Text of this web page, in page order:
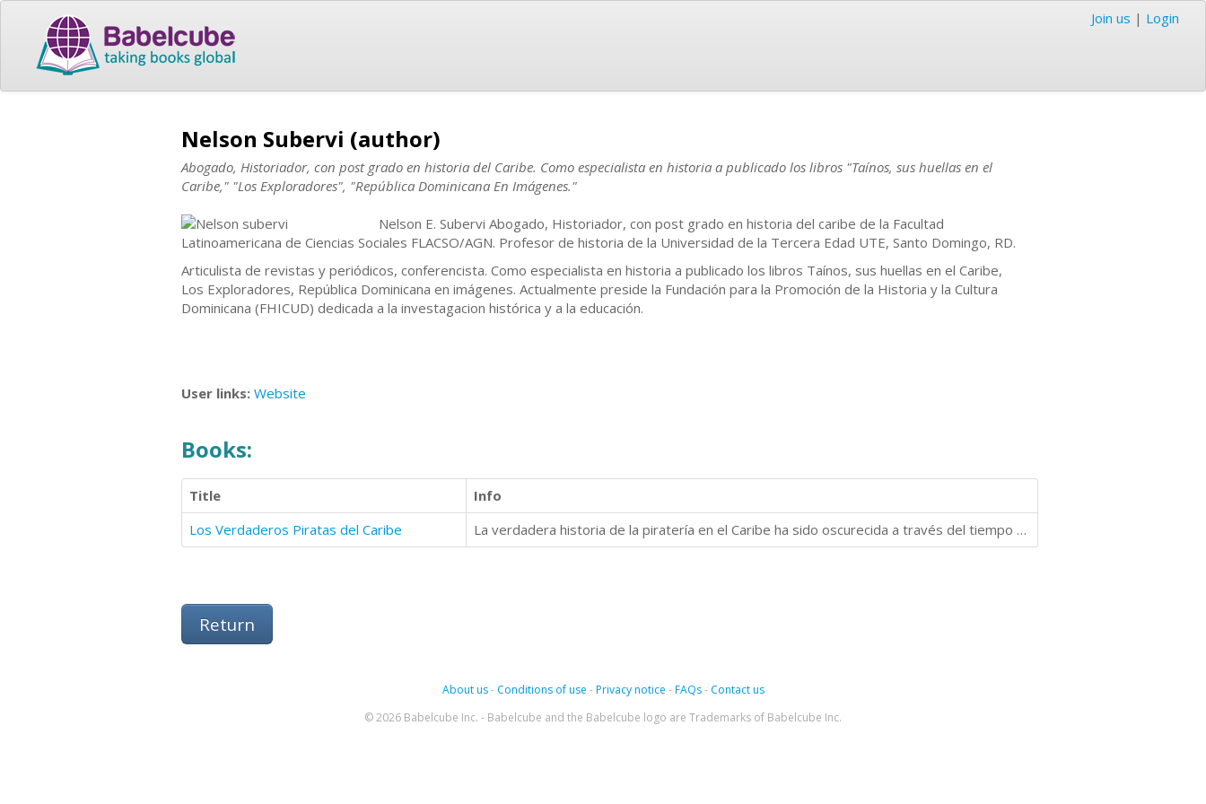
Join us | Login
Nelson Subervi (author)
Abogado, Historiador, con post grado en historia del Caribe. Como especialista en historia a publicado los libros "Taínos, sus huellas en el
Caribe," "Los Exploradores", "República Dominicana En Imágenes."
Nelson E. Subervi Abogado, Historiador, con post grado en historia del caribe de la Facultad
Latinoamericana de Ciencias Sociales FLACSO/AGN. Profesor de historia de la Universidad de la Tercera Edad UTE, Santo Domingo, RD.
Articulista de revistas y periódicos, conferencista. Como especialista en historia a publicado los libros Taínos, sus huellas en el Caribe,
Los Exploradores, República Dominicana en imágenes. Actualmente preside la Fundación para la Promoción de la Historia y la Cultura
Dominicana (FHICUD) dedicada a la investagacion histórica y a la educación.
User links: Website
Books:
Title
Info
Los Verdaderos Piratas del Caribe
La verdadera historia de la piratería en el Caribe ha sido oscurecida a través del tiempo por relatos fantasiosos, que crean imágenes confusas y distorsionadas de sus personajes, al no definir la linea que divide la realidad de la ficción.
Return
About us- Conditions of use -Privacy notice -FAQs- Contact us
© 2026 Babelcube Inc. - Babelcube and the Babelcube logo are Trademarks of Babelcube Inc.